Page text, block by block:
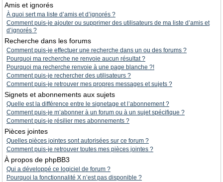
Amis et ignorés
À quoi sert ma liste d’amis et d’ignorés ?
Comment puis-je ajouter ou supprimer des utilisateurs de ma liste d’amis et
d’ignorés ?
Recherche dans les forums
Comment puis-je effectuer une recherche dans un ou des forums ?
Pourquoi ma recherche ne renvoie aucun résultat ?
Pourquoi ma recherche renvoie à une page blanche ?!
Comment puis-je rechercher des utilisateurs ?
Comment puis-je retrouver mes propres messages et sujets ?
Signets et abonnements aux sujets
Quelle est la différence entre le signetage et l’abonnement ?
Comment puis-je m’abonner à un forum ou à un sujet spécifique ?
Comment puis-je résilier mes abonnements ?
Pièces jointes
Quelles pièces jointes sont autorisées sur ce forum ?
Comment puis-je retrouver toutes mes pièces jointes ?
À propos de phpBB3
Qui a développé ce logiciel de forum ?
Pourquoi la fonctionnalité X n’est pas disponible ?